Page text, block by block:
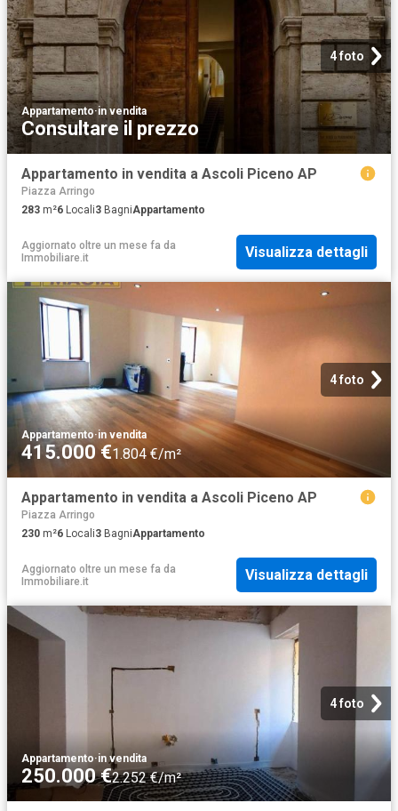
4 foto
Appartamento·in vendita
Consultare il prezzo
Appartamento in vendita a Ascoli Piceno AP
Piazza Arringo
283 m²6 Locali3 BagniAppartamento
Aggiornato oltre un mese fa da
Immobiliare.it
Visualizza dettagli
4 foto
Appartamento·in vendita
415.000 €1.804 €/m²
Appartamento in vendita a Ascoli Piceno AP
Piazza Arringo
230 m²6 Locali3 BagniAppartamento
Aggiornato oltre un mese fa da
Immobiliare.it
Visualizza dettagli
4 foto
Appartamento·in vendita
250.000 €2.252 €/m²